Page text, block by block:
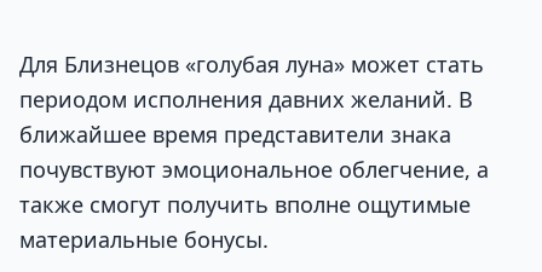
Для Близнецов «голубая луна» может стать
периодом исполнения давних желаний. В
ближайшее время представители знака
почувствуют эмоциональное облегчение, а
также смогут получить вполне ощутимые
материальные бонусы.